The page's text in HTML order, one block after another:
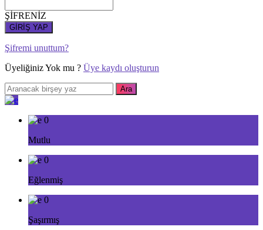
ŞİFRENİZ
GİRİŞ YAP
Şifremi unuttum?
Üyeliğiniz Yok mu ? Üye kaydı oluşturun
0
Mutlu
0
Eğlenmiş
0
Şaşırmış